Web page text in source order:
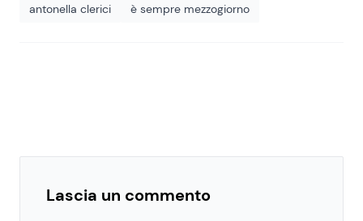
antonella clerici è sempre mezzogiorno
Lascia un commento